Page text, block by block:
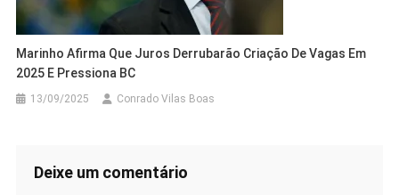
Marinho Afirma Que Juros Derrubarão Criação De Vagas Em
2025 E Pressiona BC
13/09/2025 Conrado Vilas Boas
Deixe um comentário